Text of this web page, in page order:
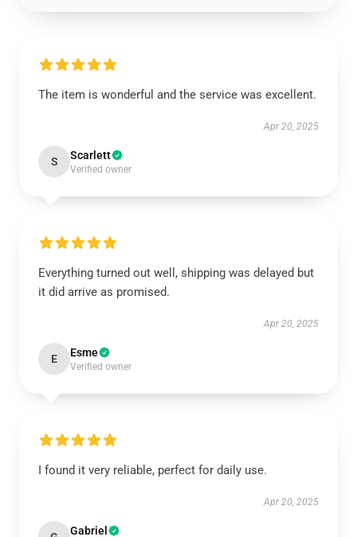
The item is wonderful and the service was excellent.
Apr 20, 2025
S Scarlett
Verified owner
Everything turned out well, shipping was delayed but
it did arrive as promised.
Apr 20, 2025
E Esme
Verified owner
I found it very reliable, perfect for daily use.
Apr 20, 2025
Gabriel